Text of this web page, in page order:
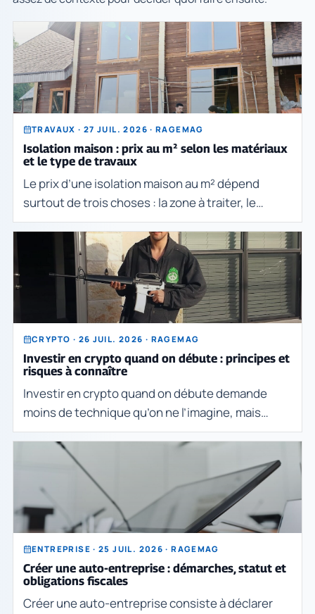
TRAVAUX · 27 JUIL. 2026 · RAGEMAG
Isolation maison : prix au m² selon les matériaux
et le type de travaux
Le prix d’une isolation maison au m² dépend
surtout de trois choses : la zone à traiter, le
matériau choisi et la complexité du chantier. Pour
une même surface, la facture peut varier fortem
CRYPTO · 26 JUIL. 2026 · RAGEMAG
Investir en crypto quand on débute : principes et
risques à connaître
Investir en crypto quand on débute demande
moins de technique qu’on ne l’imagine, mais
beaucoup de méthode. L’enjeu n’est pas de
trouver “la bonne pièce” à tout prix, ni de viser un
ENTREPRISE · 25 JUIL. 2026 · RAGEMAG
Créer une auto-entreprise : démarches, statut et
obligations fiscales
Créer une auto-entreprise consiste à déclarer